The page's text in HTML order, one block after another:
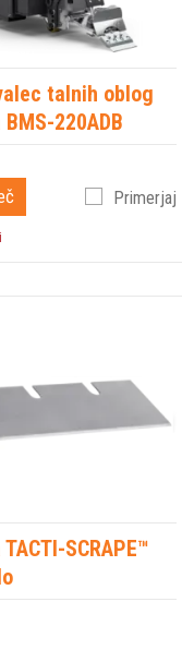
talnih oblog
220ADB
Primerjaj
SCRAPE™